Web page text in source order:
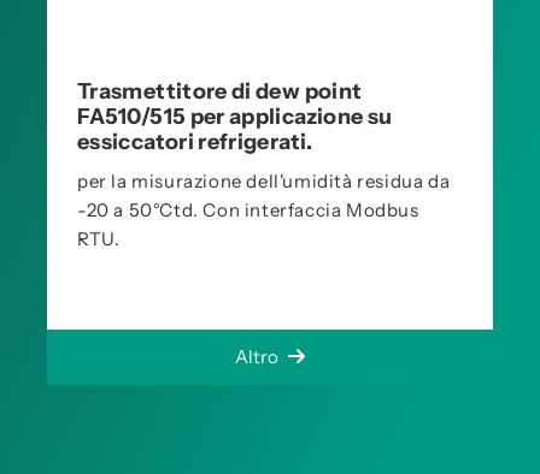
Trasmettitore di dew point
FA510/515 per applicazione su
essiccatori refrigerati.
per la misurazione dell'umidità residua da
-20 a 50°Ctd. Con interfaccia Modbus
RTU.
Altro